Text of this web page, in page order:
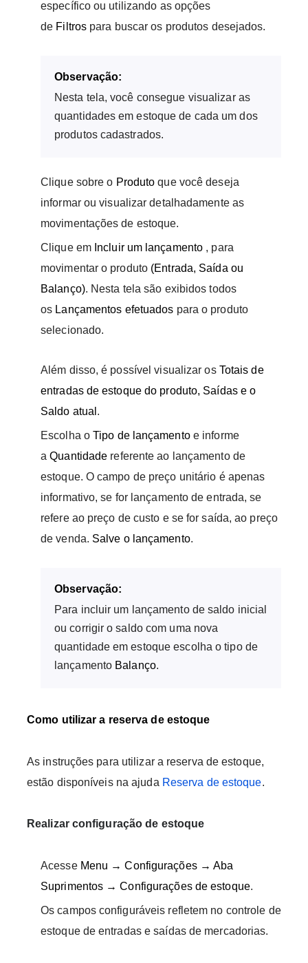
específico ou utilizando as opções
de Filtros para buscar os produtos desejados.
Observação:
Nesta tela, você consegue visualizar as
quantidades em estoque de cada um dos
produtos cadastrados.
Clique sobre o Produto que você deseja
informar ou visualizar detalhadamente as
movimentações de estoque.
Clique em Incluir um lançamento , para
movimentar o produto (Entrada, Saída ou
Balanço). Nesta tela são exibidos todos
os Lançamentos efetuados para o produto
selecionado.
Além disso, é possível visualizar os Totais de
entradas de estoque do produto, Saídas e o
Saldo atual .
Escolha o Tipo de lançamentoe informe
aQuantidade referente ao lançamento de
estoque. O campo de preço unitário é apenas
informativo, se for lançamento de entrada, se
refere ao preço de custo e se for saída, ao preço
de venda. Salve o lançamento.
Observação:
Para incluir um lançamento de saldo inicial
ou corrigir o saldo com uma nova
quantidade em estoque escolha o tipo de
lançamento Balanço.
Como utilizar a reserva de estoque
As instruções para utilizar a reserva de estoque,
estão disponíveis na ajuda Reserva de estoque.
Realizar configuração de estoque
Acesse Menu → Configurações → Aba
Suprimentos → Configurações de estoque.
Os campos configuráveis refletem no controle de
estoque de entradas e saídas de mercadorias.